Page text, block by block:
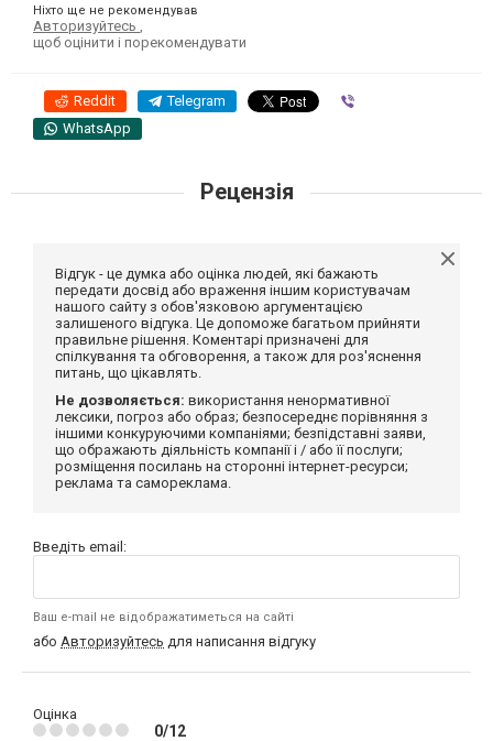
Ніхто ще не рекомендував
Авторизуйтесь
щоб оцінити і порекомендувати
Reddit Telegram
WhatsApp
Рецензія
Відгук - це думка або оцінка людей, які бажають
передати досвід або враження іншим користувачам
нашого сайту з обов'язковою аргументацією
залишеного відгука. Це допоможе багатьом прийняти
правильне рішення. Коментарі призначені для
спілкування та обговорення, а також для роз'яснення
питань, що цікавлять.
Не дозволяється: використання ненормативної
лексики, погроз або образ; безпосереднє порівняння з
іншими конкуруючими компаніями; безпідставні заяви,
що ображають діяльність компанії і / або її послуги;
розміщення посилань на сторонні інтернет-ресурси;
реклама та самореклама.
Введіть email:
Ваш e-mail не відображатиметься на сайті
або Авторизуйтесь для написання відгуку
Оцінка
0/12